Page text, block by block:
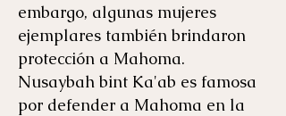
embargo, algunas mujeres
ejemplares también brindaron
protección a Mahoma.
Nusaybah bint Ka'ab es famosa
por defender a Mahoma en la